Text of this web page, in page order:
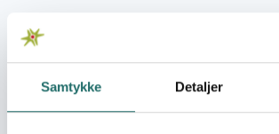
Samtykke Detaljer
HOPE FOR THE
PERSONS
ORGANIZATION